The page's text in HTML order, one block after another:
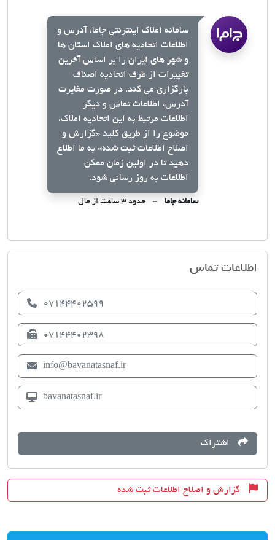
سامانه املاک اینترنتی جاما، آدرس و
اطلاعات اتحادیه های املاک استان ها
و شهر های ایران را بر اساس آخرین
تغییرات از طرف اتحادیه اصناف
بارگزاری می کند. در صورت مغایرت
آدرس، اطلاعات تماس و دیگر
اطلاعات مرتبط به این اتحادیه املاک،
موضوع را از طریق کلید «گزارش و
اصلاح اطلاعات ثبت شده» به ما اطلاع
دهید تا در اولین زمان ممکن
اطلاعات به روز رسانی شود.
سامانه جاما حدود ۳ ساعت از حال
اطلاعات تماس
07144402599
07144402398
info@bavanatasnaf.ir
bavanatasnaf.ir
اشتراک
گزارش و اصلاح اطلاعات ثبت شده